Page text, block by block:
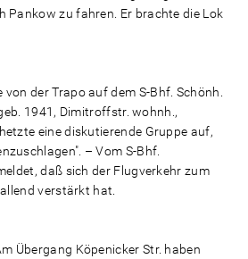
Pankow zu fahren. Er brachte die Lok
von der Trapo auf dem S-Bhf. Schönh.
1941, Dimitroffstr. wohnh.,
eine diskutierende Gruppe auf,
– Vom S-Bhf.
daß sich der Flugverkehr zum
verstärkt hat.
Übergang Köpenicker Str. haben